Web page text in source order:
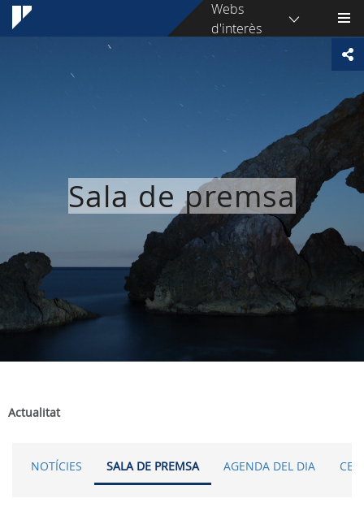
Webs
d'interès
Sala de premsa
Actualitat
NOTÍCIES SALA DE PREMSA AGENDA DEL DIA